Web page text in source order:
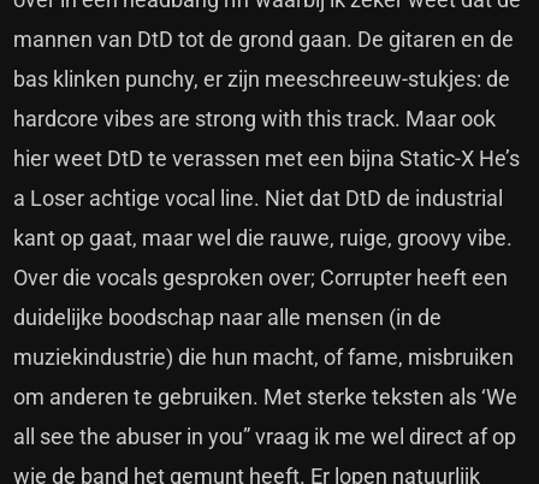
mannen van DtD tot de grond gaan. De gitaren en de
bas klinken punchy, er zijn meeschreeuw-stukjes: de
hardcore vibes are strong with this track. Maar ook
hier weet DtD te verassen met een bijna Static-X He’s
a Loser achtige vocal line. Niet dat DtD de industrial
kant op gaat, maar wel die rauwe, ruige, groovy vibe.
Over die vocals gesproken over; Corrupter heeft een
duidelijke boodschap naar alle mensen (in de
muziekindustrie) die hun macht, of fame, misbruiken
om anderen te gebruiken. Met sterke teksten als ‘We
all see the abuser in you” vraag ik me wel direct af op
wie de band het gemunt heeft. Er lopen natuurlijk